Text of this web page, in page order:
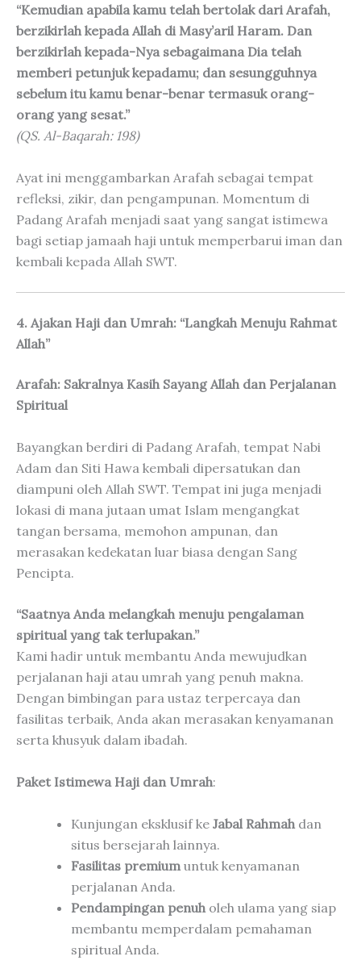
“Kemudian apabila kamu telah bertolak dari Arafah,
berzikirlah kepada Allah di Masy’aril Haram. Dan
berzikirlah kepada-Nya sebagaimana Dia telah
memberi petunjuk kepadamu; dan sesungguhnya
sebelum itu kamu benar-benar termasuk orang-
orang yang sesat.”
(QS. Al-Baqarah: 198)
Ayat ini menggambarkan Arafah sebagai tempat
refleksi, zikir, dan pengampunan. Momentum di
Padang Arafah menjadi saat yang sangat istimewa
bagi setiap jamaah haji untuk memperbarui iman dan
kembali kepada Allah SWT.
4. Ajakan Haji dan Umrah: “Langkah Menuju Rahmat
Allah”
Arafah: Sakralnya Kasih Sayang Allah dan Perjalanan
Spiritual
Bayangkan berdiri di Padang Arafah, tempat Nabi
Adam dan Siti Hawa kembali dipersatukan dan
diampuni oleh Allah SWT. Tempat ini juga menjadi
lokasi di mana jutaan umat Islam mengangkat
tangan bersama, memohon ampunan, dan
merasakan kedekatan luar biasa dengan Sang
Pencipta.
“Saatnya Anda melangkah menuju pengalaman
spiritual yang tak terlupakan.”
Kami hadir untuk membantu Anda mewujudkan
perjalanan haji atau umrah yang penuh makna.
Dengan bimbingan para ustaz terpercaya dan
fasilitas terbaik, Anda akan merasakan kenyamanan
serta khusyuk dalam ibadah.
Paket Istimewa Haji dan Umrah:
Kunjungan eksklusif ke Jabal Rahmah dan
situs bersejarah lainnya.
Fasilitas premium untuk kenyamanan
perjalanan Anda.
Pendampingan penuh oleh ulama yang siap
membantu memperdalam pemahaman
spiritual Anda.